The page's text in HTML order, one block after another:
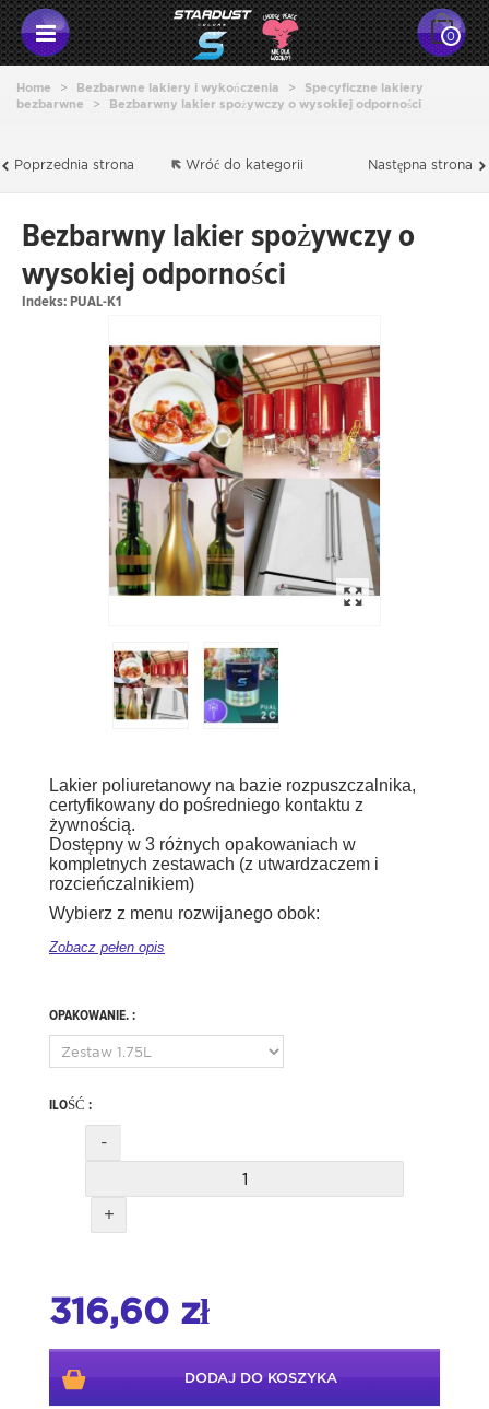
0
Home > Bezbarwne lakiery i wykończenia >
Specyficzne lakiery
bezbarwne
> Bezbarwny lakier spożywczy o wysokiej odporności
Poprzednia strona Następna strona
Wróć do kategorii
Bezbarwny lakier spożywczy o
wysokiej odporności
Indeks:PUAL-K1
Lakier poliuretanowy na bazie rozpuszczalnika,
certyfikowany do pośredniego kontaktu z
żywnością.
Dostępny w 3 różnych opakowaniach w
kompletnych zestawach (z utwardzaczem i
rozcieńczalnikiem)
Wybierz z menu rozwijanego obok:
Zobacz pełen opis
OPAKOWANIE. :
ILOŚĆ :
-
+
316,60 zł
DODAJ DO KOSZYKA